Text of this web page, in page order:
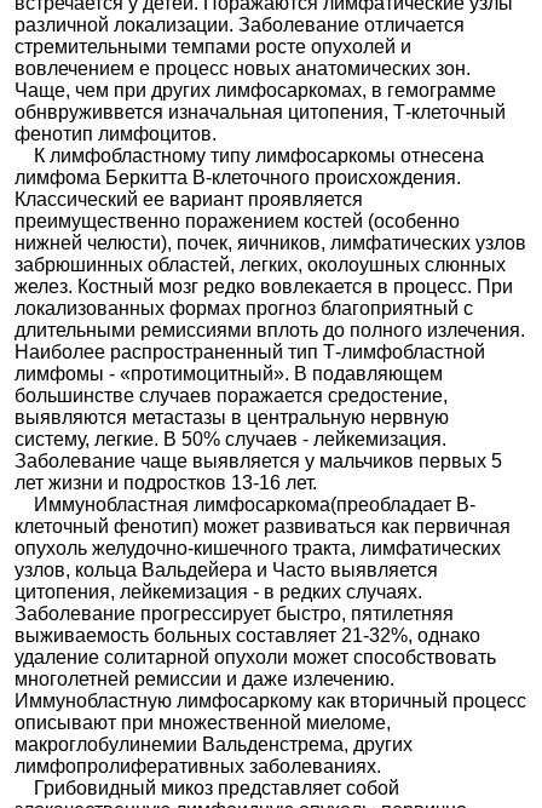
различной локализации. Заболевание отличается
стремительными темпами росте опухолей и
вовлечением е процесс новых анатомических зон.
Чаще, чем при других лимфосаркомах, в гемограмме
обнвруживвется изначальная цитопения, Т-клеточный
фенотип лимфоцитов.
К лимфобластному типу лимфосаркомы отнесена
лимфома Беркитта В-клеточного происхождения.
Классический ее вариант проявляется
преимущественно поражением костей (особенно
нижней челюсти), почек, яичников, лимфатических узлов
забрюшинных областей, легких, околоушных слюнных
желез. Костный мозг редко вовлекается в процесс. При
локализованных формах прогноз благоприятный с
длительными ремиссиями вплоть до полного излечения.
Наиболее распространенный тип Т-лимфобластной
лимфомы - «протимоцитный». В подавляющем
большинстве случаев поражается средостение,
выявляются метастазы в центральную нервную
систему, легкие. В 50% случаев - лейкемизация.
Заболевание чаще выявляется у мальчиков первых 5
лет жизни и подростков 13-16 лет.
Иммунобластная лимфосаркома(преобладает В-
клеточный фенотип) может развиваться как первичная
опухоль желудочно-кишечного тракта, лимфатических
узлов, кольца Вальдейера и Часто выявляется
цитопения, лейкемизация - в редких случаях.
Заболевание прогрессирует быстро, пятилетняя
выживаемость больных составляет 21-32%, однако
удаление солитарной опухоли может способствовать
многолетней ремиссии и даже излечению.
Иммунобластную лимфосаркому как вторичный процесс
описывают при множественной миеломе,
макроглобулинемии Вальденстрема, других
лимфопролиферативных заболеваниях.
Грибовидный микоз представляет собой